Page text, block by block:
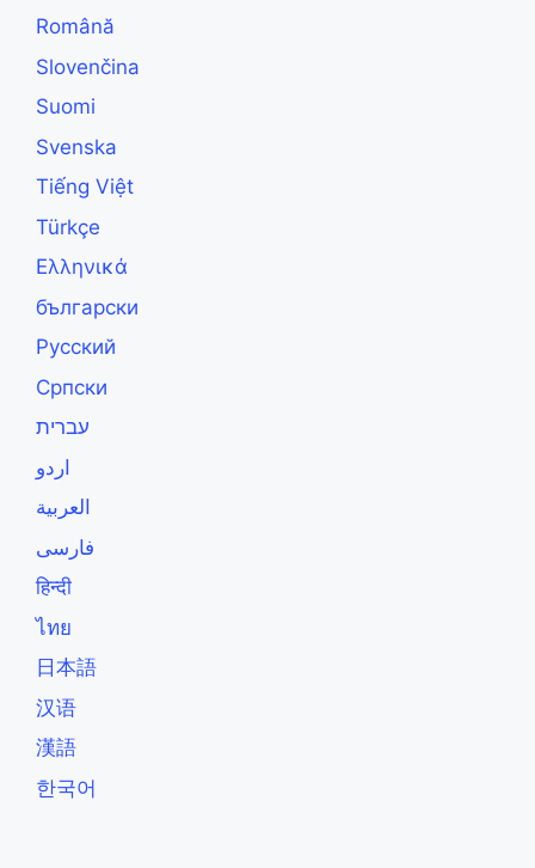
Română
Slovenčina
Suomi
Svenska
Tiếng Việt
Türkçe
Ελληνικά
български
Русский
Српски
עברית
اردو
العربية
فارسی
हिन्दी
ไทย
日本語
汉语
漢語
한국어